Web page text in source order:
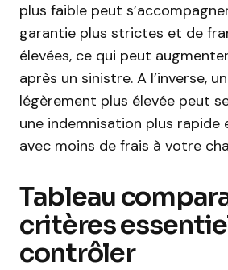
plus faible peut
garantie plus strictes et de
élevées, ce qui peut
après un sinistre. A l’inverse,
légèrement plus élevée peut
une indemnisation plus rapide
avec moins de frais à votre
Tableau
critères
contrôler